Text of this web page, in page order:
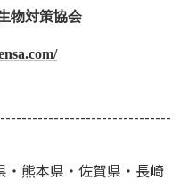
物対策協会
熊本県・佐賀県・長崎